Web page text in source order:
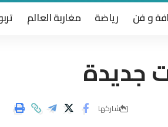
و فن رياضة مغاربة العالم
جديدة
شاركها